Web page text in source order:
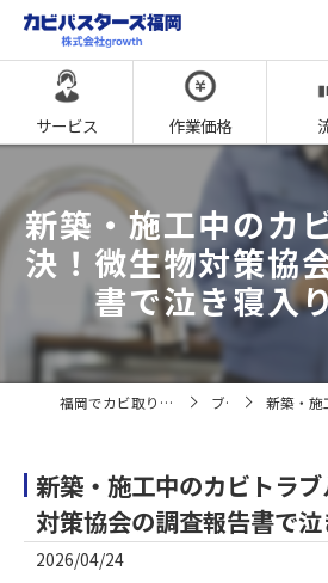
サービス 作業価格
新築・施工中のカ
決！微生物対策協
書で泣き寝入
福岡でカビ取りならカビバスターズ福岡 ブログ 新築・施工中のカビ
新築・施工中のカビトラ
対策協会の調査報告書で
2026/04/24